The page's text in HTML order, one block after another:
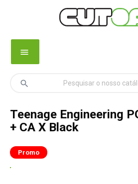
menu
search
Teenage Engineering
+ CA X Black
Promo